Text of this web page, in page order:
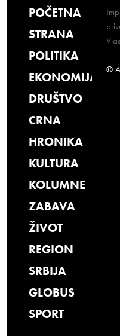
POČETNA
STRANA
POLITIKA
EKONOMIJA
DRUŠTVO
CRNA
HRONIKA
KULTURA
KOLUMNE
ZABAVA
ŽIVOT
REGION
SRBIJA
GLOBUS
SPORT
©